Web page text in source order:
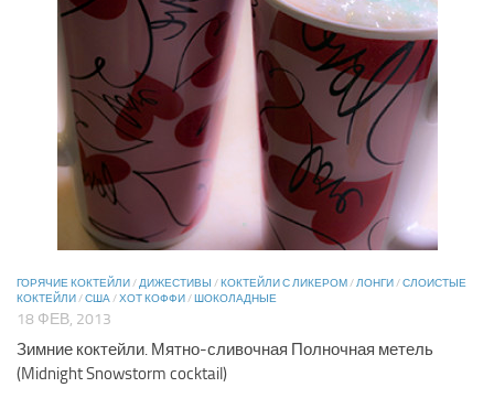
ГОРЯЧИЕ КОКТЕЙЛИ/ДИЖЕСТИВЫ /КОКТЕЙЛИ С ЛИКЕРОМ/ЛОНГИ/СЛОИСТЫЕ
КОКТЕЙЛИ/США/ХОТ КОФФИ/ШОКОЛАДНЫЕ
18 ФЕВ, 2013
Зимние коктейли. Мятно-сливочная Полночная метель
(Midnight Snowstorm cocktail)